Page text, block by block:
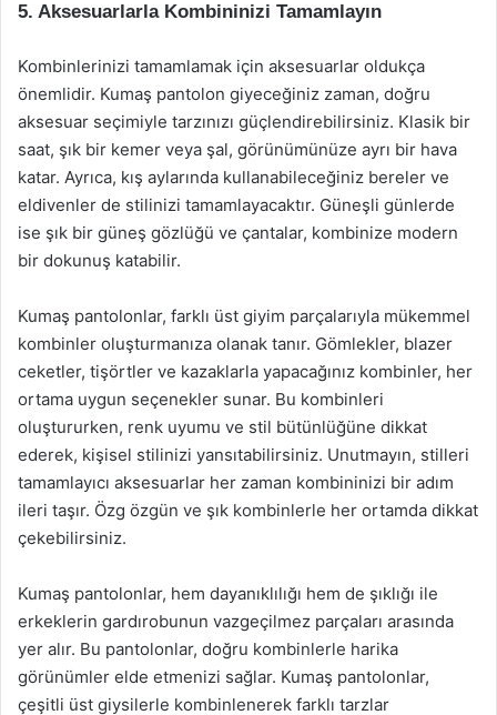
5. Aksesuarlarla Kombininizi Tamamlayın
Kombinlerinizi tamamlamak için aksesuarlar oldukça
önemlidir. Kumaş pantolon giyeceğiniz zaman, doğru
aksesuar seçimiyle tarzınızı güçlendirebilirsiniz. Klasik bir
saat, şık bir kemer veya şal, görünümünüze ayrı bir hava
katar. Ayrıca, kış aylarında kullanabileceğiniz bereler ve
eldivenler de stilinizi tamamlayacaktır. Güneşli günlerde
ise şık bir güneş gözlüğü ve çantalar, kombinize modern
bir dokunuş katabilir.
Kumaş pantolonlar, farklı üst giyim parçalarıyla mükemmel
kombinler oluşturmanıza olanak tanır. Gömlekler, blazer
ceketler, tişörtler ve kazaklarla yapacağınız kombinler, her
ortama uygun seçenekler sunar. Bu kombinleri
oluştururken, renk uyumu ve stil bütünlüğüne dikkat
ederek, kişisel stilinizi yansıtabilirsiniz. Unutmayın, stilleri
tamamlayıcı aksesuarlar her zaman kombininizi bir adım
ileri taşır. Özg özgün ve şık kombinlerle her ortamda dikkat
çekebilirsiniz.
Kumaş pantolonlar, hem dayanıklılığı hem de şıklığı ile
erkeklerin gardırobunun vazgeçilmez parçaları arasında
yer alır. Bu pantolonlar, doğru kombinlerle harika
görünümler elde etmenizi sağlar. Kumaş pantolonlar,
çeşitli üst giysilerle kombinlenerek farklı tarzlar